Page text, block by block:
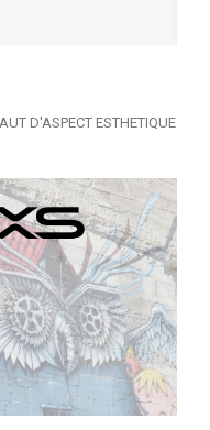
D'ASPECT ESTHETIQUE